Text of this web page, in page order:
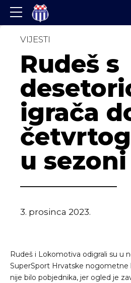
VIJESTI
Rudeš s
igrača
u sezoni
3. prosinca 2023.
Rudeš i Lokomotiva odigrali su u
SuperSport Hrvatske nogometne
nije bilo pobjednika, jer ogled je